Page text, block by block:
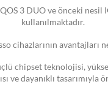
3 DUO ve önceki nesil
kullanılmaktadır.
cihazlarının avantajları
chipset teknolojisi,
ve dayanıklı tasarımıyla